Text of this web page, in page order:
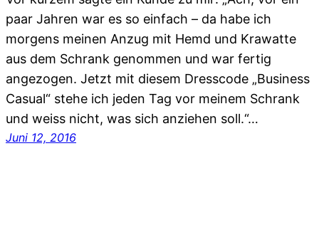
paar Jahren war es so einfach – da habe ich
morgens meinen Anzug mit Hemd und Krawatte
aus dem Schrank genommen und war fertig
angezogen. Jetzt mit diesem Dresscode „Business
Casual“ stehe ich jeden Tag vor meinem Schrank
und weiss nicht, was sich anziehen soll.“…
Juni 12, 2016